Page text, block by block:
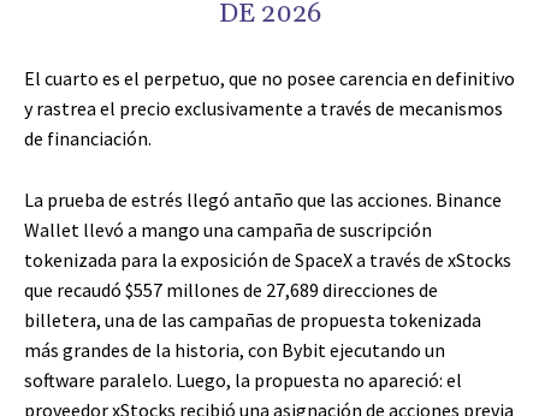
DE 2026
El cuarto es el perpetuo, que no posee carencia en definitivo
y rastrea el precio exclusivamente a través de mecanismos
de financiación.
La prueba de estrés llegó antaño que las acciones. Binance
Wallet llevó a mango una campaña de suscripción
tokenizada para la exposición de SpaceX a través de xStocks
que recaudó $557 millones de 27,689 direcciones de
billetera, una de las campañas de propuesta tokenizada
más grandes de la historia, con Bybit ejecutando un
software paralelo. Luego, la propuesta no apareció: el
proveedor xStocks recibió una asignación de acciones previa